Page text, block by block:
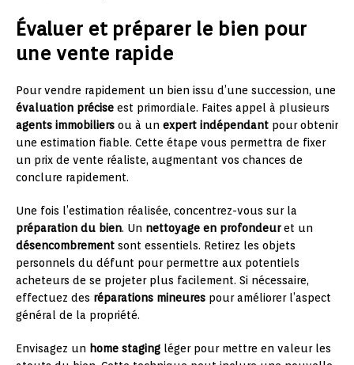
Évaluer et préparer le bien pour
une vente rapide
Pour vendre rapidement un bien issu d’une succession, une
évaluation précise est primordiale. Faites appel à plusieurs
agents immobiliers ou à un expert indépendant pour obtenir
une estimation fiable. Cette étape vous permettra de fixer
un prix de vente réaliste, augmentant vos chances de
conclure rapidement.
Une fois l’estimation réalisée, concentrez-vous sur la
préparation du bien. Un nettoyage en profondeuret un
désencombrement sont essentiels. Retirez les objets
personnels du défunt pour permettre aux potentiels
acheteurs de se projeter plus facilement. Si nécessaire,
effectuez des réparations mineures pour améliorer l’aspect
général de la propriété.
Envisagez un home staging léger pour mettre en valeur les